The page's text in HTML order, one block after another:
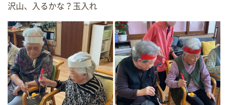
沢山、入るかな？玉入れ